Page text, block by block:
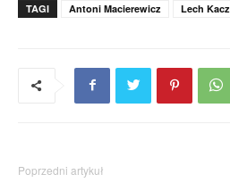
TAGI Antoni Macierewicz Lech
Poprzedni artykuł